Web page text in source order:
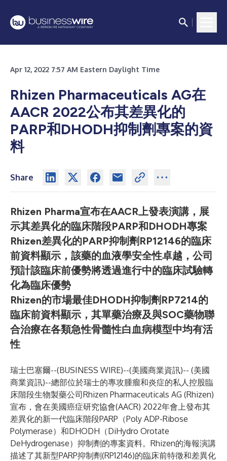
Apr 12, 2022 7:57 AM Eastern Daylight Time
Rhizen Pharmaceuticals AG在
AACR 2022公布其差異化的
PARP和DHODH抑制劑專案的資
料
Share
Rhizen Pharma宣布在AACR上發表演講，展
示其差異化的臨床階段PARP和DHODH專案
Rhizen差異化的PARP抑制劑RP12146的臨床
前資料顯示，該藥的血液學安全性卓越，公司
預計該臨床前優勢將透過進行中的臨床試驗轉
化為臨床優勢
Rhizen的市場最佳DHODH抑制劑RP7214的
臨床前資料顯示，其單藥治療及與SOC藥物聯
合治療在各類急性骨髓性白血病模型中均有活
性
瑞士巴塞爾--(BUSINESS WIRE)--(美國商業資訊)-- (美國
商業資訊)--總部位於瑞士的專攻腫瘤和炎症的私人控股臨
床階段生物製藥公司Rhizen Pharmaceuticals AG (Rhizen)
宣布，會在美國癌症研究協會(AACR) 2022年會上發布其
差異化的新一代臨床階段PARP（Poly ADP-Ribose
Polymerase）和DHODH（DiHydro Orotate
DeHydrogenase）抑制劑的專案資料。Rhizen的海報演講
描述了其新型PARP抑制劑(RP12146)的臨床前特徵和差異化